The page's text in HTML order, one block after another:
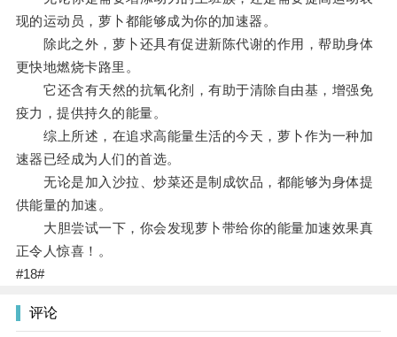
现的运动员，萝卜都能够成为你的加速器。
除此之外，萝卜还具有促进新陈代谢的作用，帮助身体
更快地燃烧卡路里。
它还含有天然的抗氧化剂，有助于清除自由基，增强免
疫力，提供持久的能量。
综上所述，在追求高能量生活的今天，萝卜作为一种加
速器已经成为人们的首选。
无论是加入沙拉、炒菜还是制成饮品，都能够为身体提
供能量的加速。
大胆尝试一下，你会发现萝卜带给你的能量加速效果真
正令人惊喜！。
#18#
评论